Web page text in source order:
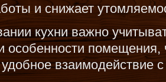
и снижает
кухни важно
особенности помещения,
взаимодействие